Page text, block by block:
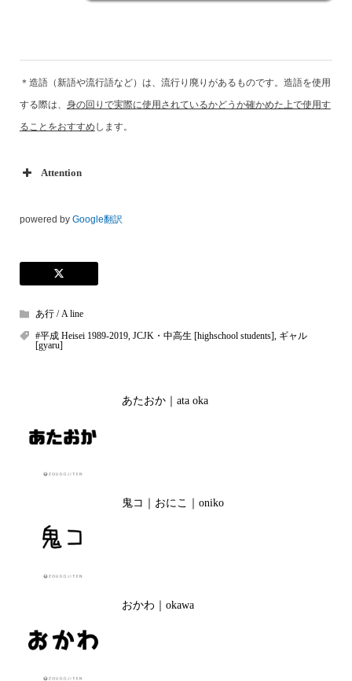
＊造語（新語や流行語など）は、流行り廃りがあるものです。造語を使用
する際は、 身の回りで実際に使用されているかどうか確かめた上で使用す
ることをおすすめ します。
Attention
powered by Google翻訳
あ行 / A line
#平成 Heisei 1989-2019, JCJK・中高生 [highschool students], ギャル
[gyaru]
あたおか｜ata oka
鬼コ｜おにこ｜oniko
おかわ｜okawa